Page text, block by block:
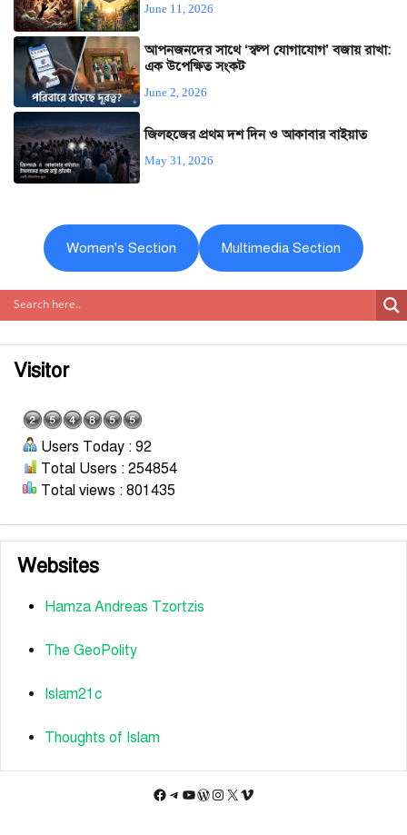
June 11, 2026
আপনজনদের সাথে ‘স্বল্প যোগাযোগ’ বজায় রাখা:
এক উপেক্ষিত সংকট
June 2, 2026
জিলহজের প্রথম দশ দিন ও আকাবার বাইয়াত
May 31, 2026
Women's Section Multimedia Section
Visitor
Users Today : 92
Total Users : 254854
Total views : 801435
Websites
Hamza Andreas Tzortzis
The GeoPolity
Islam21c
Thoughts of Islam
Facebook
Telegram
YouTube
WordPress
Instagram
X Vimeo